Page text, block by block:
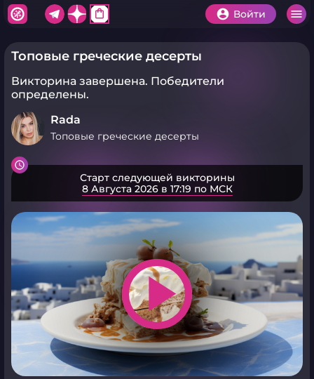
shopping_bag Войти
Топовые греческие десерты
Викторина завершена. Победители
определены.
Rada
Топовые греческие десерты
Старт следующей викторины
8 Августа 2026 в 17:19 по МСК
play_arrow